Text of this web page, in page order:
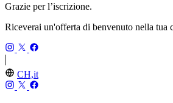
Grazie per l’iscrizione.
Riceverai un'offerta di benvenuto nella tua
CH,it